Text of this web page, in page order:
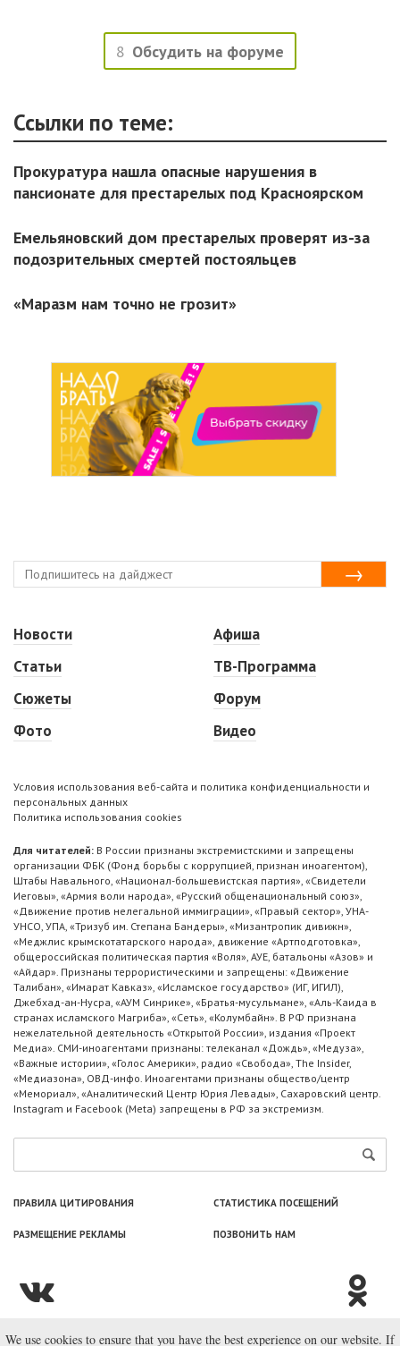
8 Обсудить на форуме
Ссылки по теме:
Прокуратура нашла опасные нарушения в
пансионате для престарелых под Красноярском
Емельяновский дом престарелых проверят из-за
подозрительных смертей постояльцев
«Маразм нам точно не грозит»
Новости
Статьи
Сюжеты
Фото
Афиша
ТВ-Программа
Форум
Видео
Условия использования веб-сайта и политика конфиденциальности и
персональных данных
Политика использования cookies
Для читателей: В России признаны экстремистскими и запрещены
организации ФБК (Фонд борьбы с коррупцией, признан иноагентом),
Штабы Навального, «Национал-большевистская партия», «Свидетели
Иеговы», «Армия воли народа», «Русский общенациональный союз»,
«Движение против нелегальной иммиграции», «Правый сектор», УНА-
УНСО, УПА, «Тризуб им. Степана Бандеры», «Мизантропик дивижн»,
«Меджлис крымскотатарского народа», движение «Артподготовка»,
общероссийская политическая партия «Воля», АУЕ, батальоны «Азов» и
«Айдар». Признаны террористическими и запрещены: «Движение
Талибан», «Имарат Кавказ», «Исламское государство» (ИГ, ИГИЛ),
Джебхад-ан-Нусра, «АУМ Синрике», «Братья-мусульмане», «Аль-Каида в
странах исламского Магриба», «Сеть», «Колумбайн». В РФ признана
нежелательной деятельность «Открытой России», издания «Проект
Медиа». СМИ-иноагентами признаны: телеканал «Дождь», «Медуза»,
«Важные истории», «Голос Америки», радио «Свобода», The Insider,
«Медиазона», ОВД-инфо. Иноагентами признаны общество/центр
«Мемориал», «Аналитический Центр Юрия Левады», Сахаровский центр.
Instagram и Facebook (Metа) запрещены в РФ за экстремизм.
ПРАВИЛА ЦИТИРОВАНИЯ СТАТИСТИКА ПОСЕЩЕНИЙ
РАЗМЕЩЕНИЕ РЕКЛАМЫ ПОЗВОНИТЬ НАМ
© ООО «Лаборатория Новоcтей», 2003—2026.
We use cookies to ensure that you have the best experience on our website. If